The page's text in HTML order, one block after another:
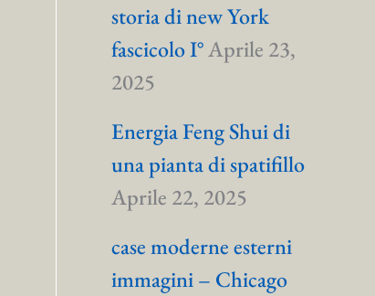
storia di new York
fascicolo I°Aprile 23,
2025
Energia Feng Shui di
una pianta di spatifillo
Aprile 22, 2025
case moderne esterni
immagini – Chicago